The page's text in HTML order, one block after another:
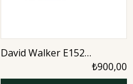
David Walker E152
Loggudu 50 ml Erkek
Parfüm | Citrus
₺900,00